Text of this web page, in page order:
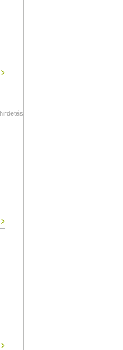
hirdetés